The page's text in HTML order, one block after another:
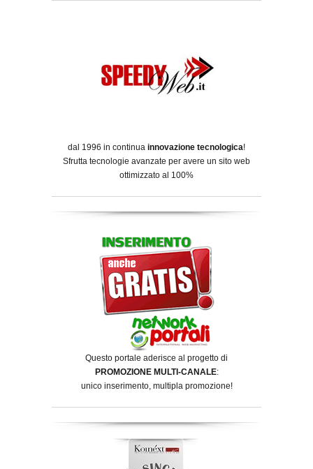
dal 1996 in continua innovazione tecnologica!
Sfrutta tecnologie avanzate per avere un sito web
ottimizzato al 100%
Questo portale aderisce al progetto di
PROMOZIONE MULTI-CANALE:
unico inserimento, multipla promozione!